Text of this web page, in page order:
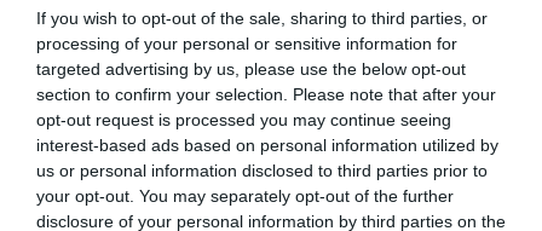
If you wish to opt-out of the sale, sharing to third parties, or
processing of your personal or sensitive information for
targeted advertising by us, please use the below opt-out
section to confirm your selection. Please note that after your
opt-out request is processed you may continue seeing
interest-based ads based on personal information utilized by
us or personal information disclosed to third parties prior to
your opt-out. You may separately opt-out of the further
disclosure of your personal information by third parties on the
initiatiques, en refusant de s’insérer dans la continuité
des générations qui assurent la survie du groupe.
L’Afrique profonde et ses traditions y sont peintes par
l’auteur.
Le vieux nègre et la médaille», publié la même année,